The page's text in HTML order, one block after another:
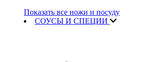
Показать все ножи и посуду
СОУСЫ И СПЕЦИИ